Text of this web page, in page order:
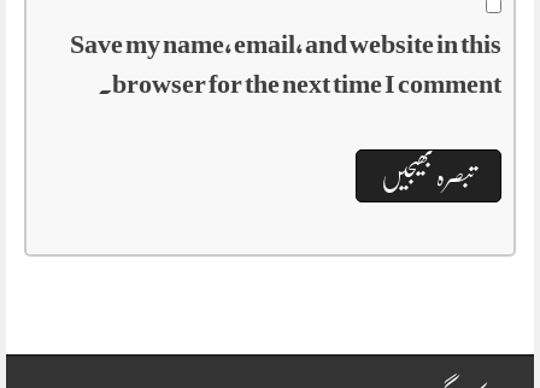
Save my name, email, and website in this
browser for the next time I comment.